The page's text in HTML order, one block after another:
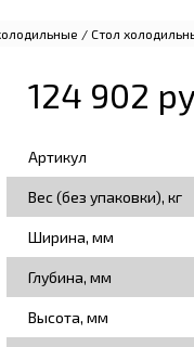
/ Стол
124 902
Артикул
Вес (без упаковки), кг
Ширина, мм
Глубина, мм
Высота, мм